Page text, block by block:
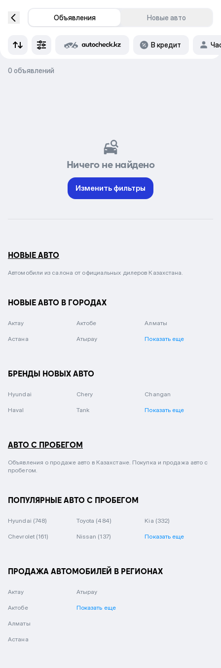
Объявления Новые авто
В кредит
0 объявлений
Ничего не найдено
Изменить фильтры
НОВЫЕ АВТО
Автомобили из салона от официальных дилеров Казахстана.
НОВЫЕ АВТО В ГОРОДАХ
Актау Актобе Алматы
Астана Атырау Показать еще
БРЕНДЫ НОВЫХ АВТО
Hyundai Chery Changan
Haval Tank Показать еще
АВТО С ПРОБЕГОМ
Объявления о продаже авто в Казахстане. Покупка и продажа авто с
пробегом.
ПОПУЛЯРНЫЕ АВТО С ПРОБЕГОМ
Hyundai (748) Toyota (484) Kia (332)
Chevrolet (161) Nissan (137) Показать еще
ПРОДАЖА АВТОМОБИЛЕЙ В РЕГИОНАХ
Актау
Актобе
Алматы
Астана
Атырау
Показать еще